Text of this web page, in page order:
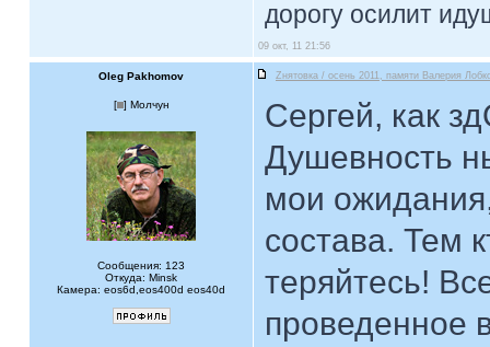
дорогу осилит
09 окт, 11 21:56
Oleg Pakhomov Zнятовка / осень 2011, памяти Валерия
[ ] Молчун
Сообщения: 123
Откуда: Minsk
Камера: eos6d,eos400d eos40d
Сергей, как
Душевность
мои
состава. Тем
теряйтесь!
проведенное